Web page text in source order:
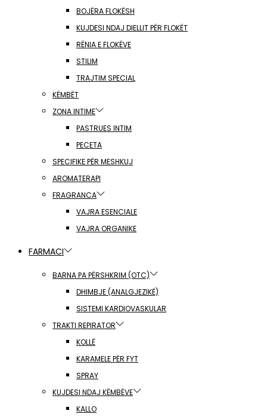
BOJËRA FLOKËSH
KUJDESI NDAJ DIELLIT PËR FLOKËT
RËNIA E FLOKËVE
STILIM
TRAJTIM SPECIAL
KËMBËT
ZONA INTIME
PASTRUES INTIM
PECETA
SPECIFIKE PËR MESHKUJ
AROMATERAPI
FRAGRANCA
VAJRA ESENCIALE
VAJRA ORGANIKE
FARMACI
BARNA PA PËRSHKRIM (OTC)
DHIMBJE (ANALGJEZIKË)
SISTEMI KARDIOVASKULAR
TRAKTI REPIRATOR
KOLLË
KARAMELE PËR FYT
SPRAY
KUJDESI NDAJ KËMBËVE
KALLO